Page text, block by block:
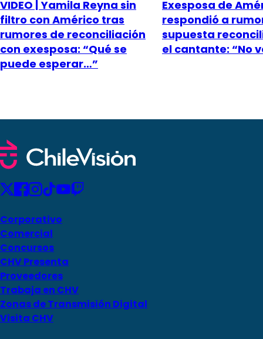
VIDEO | Yamila Reyna sin
filtro con Américo tras
rumores de reconciliación
con exesposa: “Qué se
puede esperar…”
Exesposa de
respondió a
supuesta
el cantante: “No
Corporativo
Comercial
Concursos
CHV Presenta
Proveedores
Trabaja en CHV
Zonas de Transmisión Digital
Visita CHV